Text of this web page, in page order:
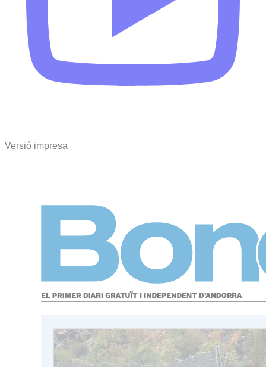
Versió impresa